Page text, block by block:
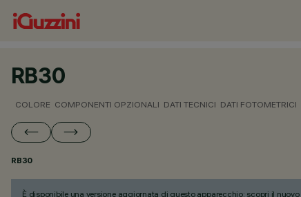
RB30
COLORE COMPONENTI OPZIONALI DATI TECNICI DATI FOTOMETRICI
RB30
È disponibile una versione aggiornata di questo apparecchio: scopri il nuovo